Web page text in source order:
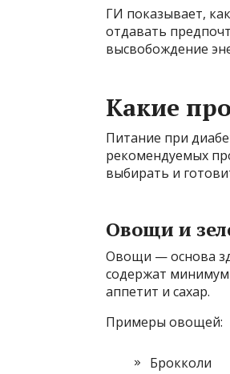
ГИ показывает,
отдавать
высвобождение
Какие
Питание при
рекомендуемых
выбирать и
Овощи и
Овощи — основа
содержат
аппетит и сахар.
Примеры овощей:
Брокколи